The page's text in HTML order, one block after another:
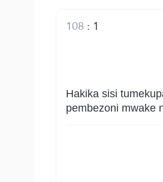
1
:
108
Hakika sisi
pembezoni mwake